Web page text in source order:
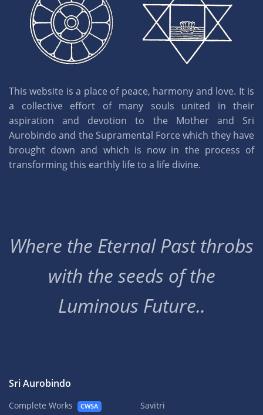
This website is a place of peace, harmony and love. It is
a collective effort of many souls united in their
aspiration and devotion to the Mother and Sri
Aurobindo and the Supramental Force which they have
brought down and which is now in the process of
transforming this earthly life to a life divine.
Where the Eternal Past throbs
with the seeds of the
Luminous Future..
Sri Aurobindo
Complete Works CWSA
Savitri